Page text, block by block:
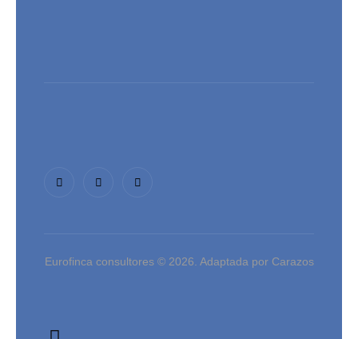
Eurofinca consultores © 2026. Adaptada por Carazos